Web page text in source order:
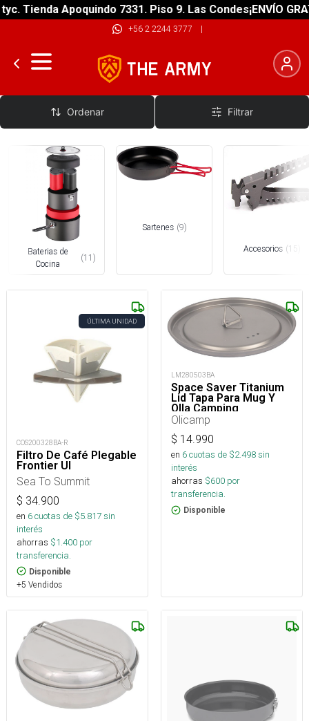
Apoquindo 7331. Piso 9. Las Condes¡ENVÍO
+56 2 2244 3777 |
Ollas, Teteras y Sartenes
Ordenar Filtrar
Baterias de
Cocina
(11 )
Sartenes (9)
Accesorios (15
ÚLTIMA UNIDAD
COS200328BA-R
Filtro De Café Plegable
Frontier Ul
Sea To Summit
$ 34.900
en 6cuotas de $5.817sin
interés
ahorras $1.400 por
transferencia.
Disponible
+5 Vendidos
LM280503BA
Space Saver Titanium
Lid Tapa Para Mug Y
Olla Camping
Olicamp
$ 14.990
en 6cuotas de $2.498sin
interés
ahorras $600 por
transferencia.
Disponible